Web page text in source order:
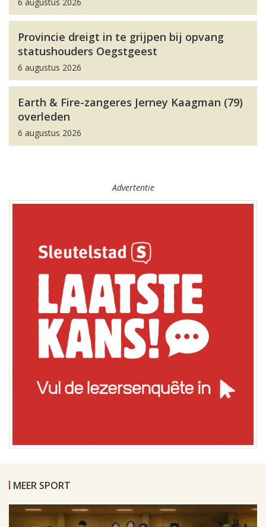
6 augustus 2026
Provincie dreigt in te grijpen bij opvang
statushouders Oegstgeest
6 augustus 2026
Earth & Fire-zangeres Jerney Kaagman (79)
overleden
6 augustus 2026
Advertentie
MEER SPORT